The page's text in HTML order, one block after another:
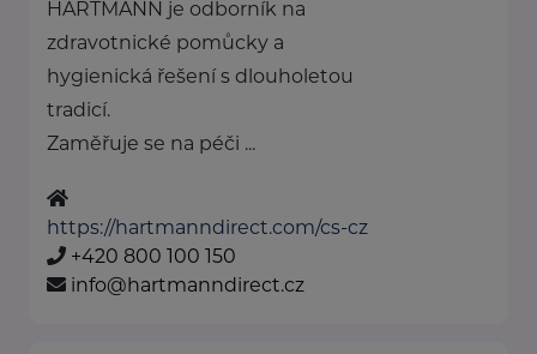
HARTMANN je odborník na
zdravotnické pomůcky a
hygienická řešení s dlouholetou
tradicí.
Zaměřuje se na péči ...
https://hartmanndirect.com/cs-cz
+420 800 100 150
info@hartmanndirect.cz